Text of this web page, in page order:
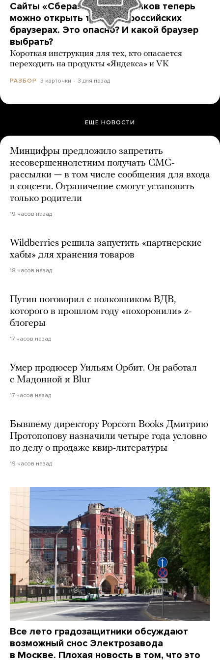
Сайты «Сбера» и других банков теперь
можно открыть только в российских
браузерах. Это опасно? И какой браузер
выбрать?
Короткая инструкция для тех, кто опасается
переходить на продукты «Яндекса» и VK
РАЗБОР 3 карточки 3 дня назад
ЕЩЕ НОВОСТИ
Минцифры предложило запретить
несовершеннолетним получать СМС-
рассылки — в том числе сообщения для входа
в соцсети. Ограничение смогут установить
только родители
19 часов назад
Wildberries решила запустить «партнерские
хабы» для хранения товаров
18 часов назад
Путин поговорил с полковником ВДВ,
которого в прошлом году «похоронили» z-
блогеры
17 часов назад
Умер продюсер Уильям Орбит. Он работал
с Мадонной и Blur
17 часов назад
Бывшему директору Popcorn Books Дмитрию
Протопопову назначили четыре года условно
по делу о продаже квир-литературы
19 часов назад
Все лето градозащитники обсуждают
возможный снос Электрозавода
в Москве. Плохая новость в том, что это